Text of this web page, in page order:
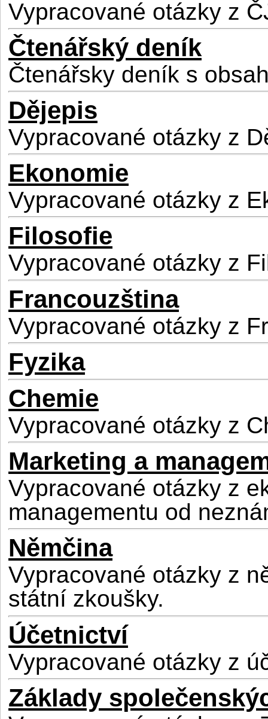
Vypracované otázky z
Čtenářský deník
Čtenářsky deník s
Dějepis
Vypracované otázky z
Ekonomie
Vypracované otázky z
Filosofie
Vypracované otázky z
Francouzština
Vypracované otázky z
Fyzika
Chemie
Vypracované otázky z
Marketing a
Vypracované otázky z
managementu od
Němčina
Vypracované otázky z
státní zkoušky.
Účetnictví
Vypracované otázky z
Základy